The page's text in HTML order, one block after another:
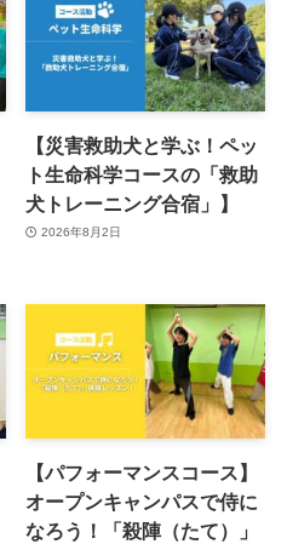
【災害救助犬と学ぶ！ペッ
ト生命科学コースの「救助
犬トレーニング合宿」】
2026年8月2日
【パフォーマンスコース】
オープンキャンパスで侍に
なろう！「殺陣（たて）」